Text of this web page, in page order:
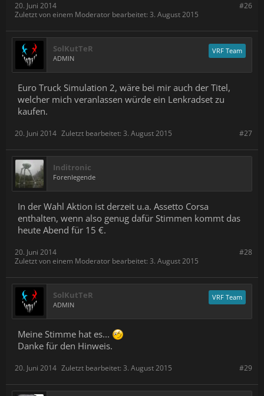
#26
20. Juni 2014
Zuletzt von einem Moderator bearbeitet: 3. August 2015
SolKutTeR
ADMIN
VRF Team
Euro Truck Simulation 2, wäre bei mir auch der Titel,
welcher mich veranlassen würde ein Lenkradset zu
kaufen.
#27
20. Juni 2014 Zuletzt bearbeitet: 3. August 2015
Inditronic
Forenlegende
In der Wahl Aktion ist derzeit u.a. Assetto Corsa
enthalten, wenn also genug dafür Stimmen kommt das
heute Abend für 15 €.
#28
20. Juni 2014
Zuletzt von einem Moderator bearbeitet: 3. August 2015
SolKutTeR
ADMIN
VRF Team
Meine Stimme hat es...
Danke für den Hinweis.
#29
20. Juni 2014 Zuletzt bearbeitet: 3. August 2015